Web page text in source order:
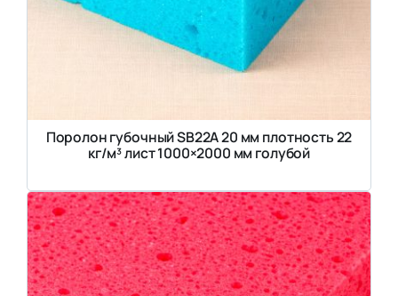
Поролон губочный SB22A 20 мм плотность 22
кг/м³ лист 1000×2000 мм голубой